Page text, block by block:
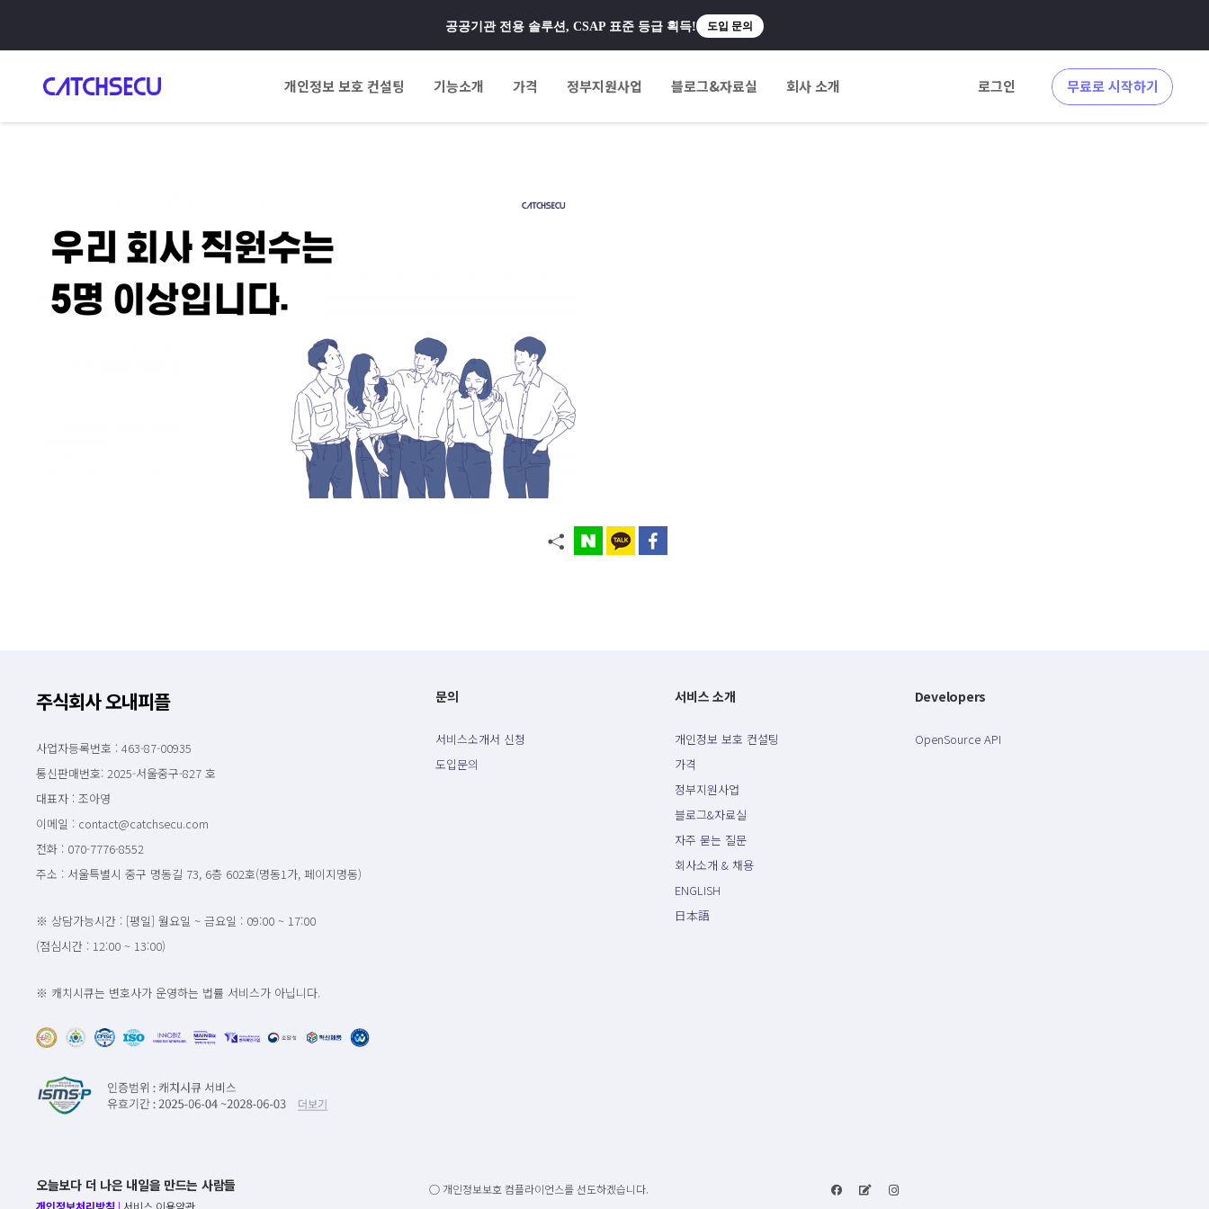
공공기관 전용 솔루션, CSAP 표준 등급 획득! 도입 문의
개인정보 보호 컨설팅 기능소개 가격 정부지원사업 블로그&자료실 회사 소개 로그인 무료로 시작하기
주식회사 오내피플
사업자등록번호 : 463-87-00935
통신판매번호: 2025-서울중구-827 호
대표자 : 조아영
이메일 : contact@catchsecu.com
전화 : 070-7776-8552
주소 : 서울특별시 중구 명동길 73, 6층 602호(명동1가, 페이지명동)
※ 상담가능시간 : [평일] 월요일 ~ 금요일 : 09:00 ~ 17:00
(점심시간 : 12:00 ~ 13:00)
※ 캐치시큐는 변호사가 운영하는 법률 서비스가 아닙니다.
문의
서비스소개서 신청
도입문의
서비스 소개
개인정보 보호 컨설팅
가격
정부지원사업
블로그&자료실
자주 묻는 질문
회사소개 & 채용
ENGLISH
日本語
Developers
OpenSource API
오늘보다 더 나은 내일을 만드는 사람들
개인정보처리방침 | 서비스 이용약관
○ 개인정보보호 컴플라이언스를 선도하겠습니다.